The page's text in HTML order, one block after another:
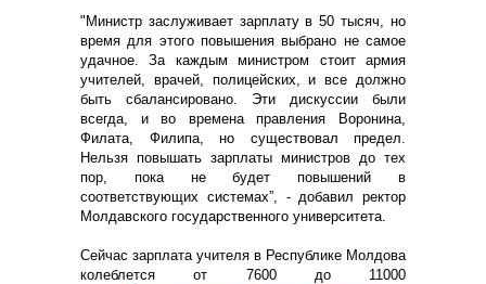
"Министр заслуживает зарплату в 50 тысяч, но
время для этого повышения выбрано не самое
удачное. За каждым министром стоит армия
учителей, врачей, полицейских, и все должно
быть сбалансировано. Эти дискуссии были
всегда, и во времена правления Воронина,
Филата, Филипа, но существовал предел.
Нельзя повышать зарплаты министров до тех
пор, пока не будет повышений в
соответствующих системах”, - добавил ректор
Молдавского государственного университета.
Сейчас зарплата учителя в Республике Молдова
колеблется от 7600 до 11000